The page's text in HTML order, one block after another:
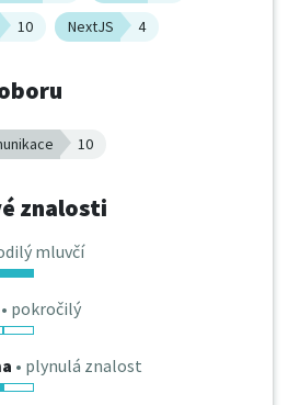
10 NextJS 4
10
znalosti
mluvčí
• pokročilý
• plynulá znalost